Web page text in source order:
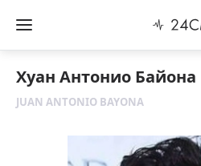
Хуан Антонио Байона
JUAN ANTONIO BAYONA